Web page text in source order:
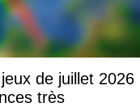
de juillet 2026
très